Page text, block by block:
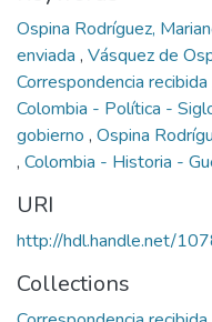
Ospina Rodríguez,
enviada , Vásquez de
Correspondencia recibida
Colombia - Política -
gobierno , Ospina
, Colombia - Historia -
URI
http://hdl.handle.net/
Collections